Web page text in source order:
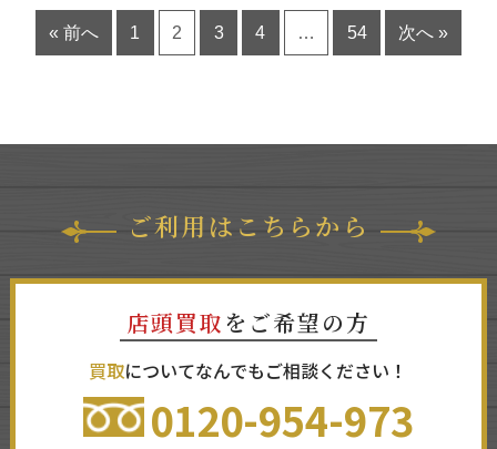
« 前へ 1 2 3 4 … 54 次へ »
ご利用はこちらから
店頭買取 をご希望の方
買取についてなんでもご相談ください！
0120-954-973